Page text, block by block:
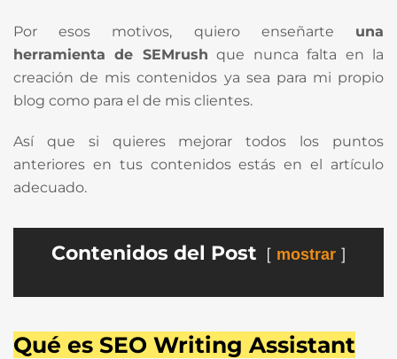
Por esos motivos, quiero enseñarte una
herramienta de SEMrush que nunca falta en la
creación de mis contenidos ya sea para mi propio
blog como para el de mis clientes.
Así que si quieres mejorar todos los puntos
anteriores en tus contenidos estás en el artículo
adecuado.
Contenidos del Post mostrar
Qué es SEO Writing Assistant